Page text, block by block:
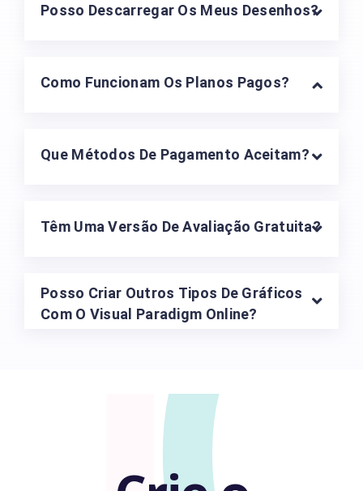
Posso Descarregar Os Meus Desenhos?
Como Funcionam Os Planos Pagos?
Que Métodos De Pagamento Aceitam?
Têm Uma Versão De Avaliação Gratuita?
Posso Criar Outros Tipos De Gráficos
Com O Visual Paradigm Online?